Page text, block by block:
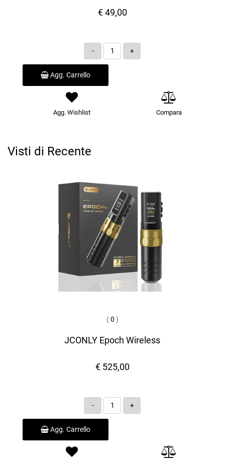
€ 49,00
Quantità
Agg. Carrello
Agg. Wishlist Compara
Visti di Recente
(0 )
JCONLY Epoch Wireless
€ 525,00
Quantità
Agg. Carrello